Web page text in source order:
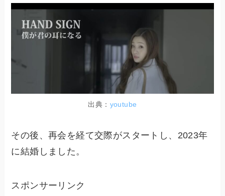
出典： youtube
その後、再会を経て交際がスタートし、2023年
に結婚しました。
スポンサーリンク